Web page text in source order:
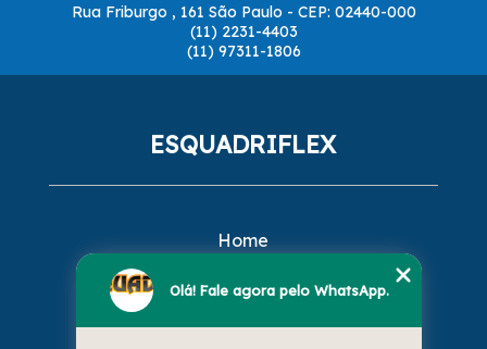
Rua Friburgo , 161 São Paulo - CEP: 02440-000
(11) 2231-4403
(11) 97311-1806
ESQUADRIFLEX
Home
Missão
Serviços
Contato
Olá! Fale agora pelo WhatsApp.